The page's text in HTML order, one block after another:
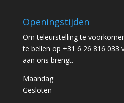
Openingstijden
Om teleurstelling te
te bellen op +31 6 26 816 033
aan ons brengt.
Maandag
Gesloten